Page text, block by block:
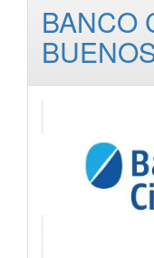
BANCO